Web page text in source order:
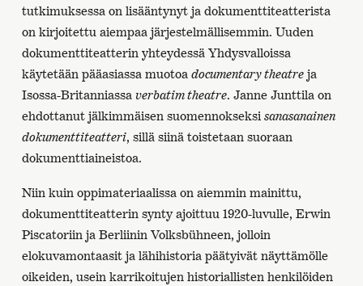
tutkimuksessa on lisääntynyt ja dokumenttiteatterista
on kirjoitettu aiempaa järjestelmällisemmin. Uuden
dokumenttiteatterin yhteydessä Yhdysvalloissa
käytetään pääasiassa muotoa documentary theatreja
Isossa-Britanniassa verbatim theatre. Janne Junttila on
ehdottanut jälkimmäisen suomennokseksi sanasanainen
dokumenttiteatteri, sillä siinä toistetaan suoraan
dokumenttiaineistoa.
Niin kuin oppimateriaalissa on aiemmin mainittu,
dokumenttiteatterin synty ajoittuu 1920-luvulle, Erwin
Piscatoriin ja Berliinin Volksbühneen, jolloin
elokuvamontaasit ja lähihistoria päätyivät näyttämölle
oikeiden, usein karrikoitujen historiallisten henkilöiden